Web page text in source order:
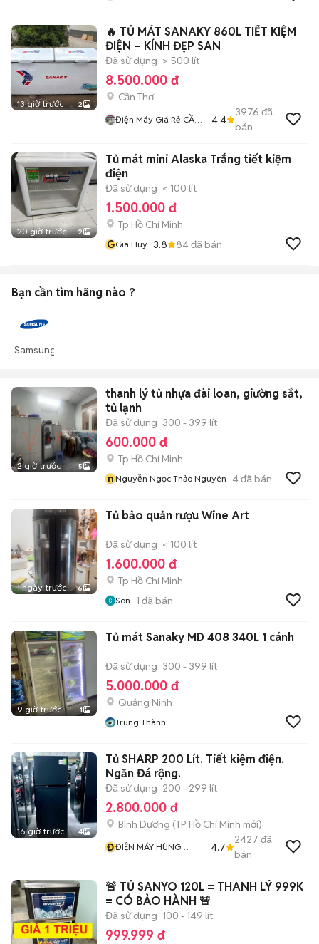
13 giờ trước 2
🔥 TỦ MÁT SANAKY 860L TIẾT KIỆM
ĐIỆN – KÍNH ĐẸP SAN
Đã sử dụng > 500 lít
8.500.000 đ
Cần Thơ
Điện Máy Giá Rẻ CẦN
4.4
3976 đã
bán
20 giờ trước 2
Tủ mát mini Alaska Trắng tiết kiệm
điện
Đã sử dụng < 100 lít
1.500.000 đ
Tp Hồ Chí Minh
GGia Huy 3.8 84đã bán
Bạn cần tìm hãng nào ?
Samsung
2 giờ trước 5
thanh lý tủ nhựa đài loan, giường sắt,
tủ lạnh
Đã sử dụng 300 - 399 lít
600.000 đ
Tp Hồ Chí Minh
nNguyễn Ngọc Thảo Nguyên 4đã bán
1 ngày trước 6
Tủ bảo quản rượu Wine Art
Đã sử dụng < 100 lít
1.600.000 đ
Tp Hồ Chí Minh
Son 1 đã bán
9 giờ trước 1
Tủ mát Sanaky MD 408 340L 1 cánh
Đã sử dụng 300 - 399 lít
5.000.000 đ
Quảng Ninh
Trung Thành
16 giờ trước 4
Tủ SHARP 200 Lít. Tiết kiệm điện.
Ngăn Đá rộng.
Đã sử dụng 200 - 299 lít
2.800.000 đ
Bình Dương (TP Hồ Chí Minh mới)
ĐĐIỆN MÁY HÙNG
4.7
2427 đã
bán
🚨 TỦ SANYO 120L = THANH LÝ 999K
= CÓ BẢO HÀNH 🚨
Đã sử dụng 100 - 149 lít
999.999 đ